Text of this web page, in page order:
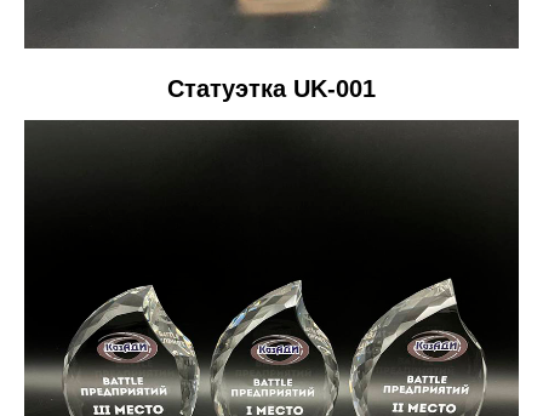
Статуэтка UK-001